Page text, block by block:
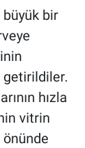
bir
hızla
vitrin